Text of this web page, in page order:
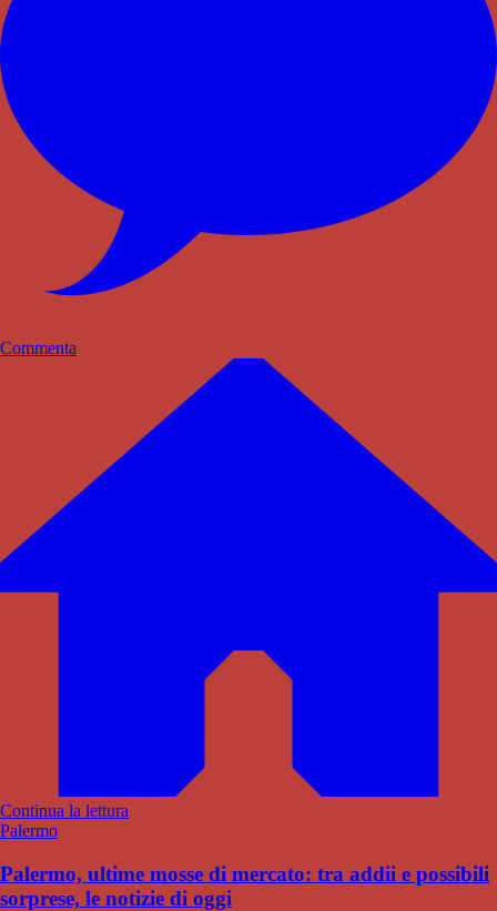
Commenta
Continua la lettura
Palermo
Palermo, ultime mosse di mercato: tra addii e possibili
sorprese, le notizie di oggi